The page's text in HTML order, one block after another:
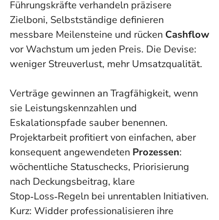
Führungskräfte verhandeln präzisere
Zielboni, Selbstständige definieren
messbare Meilensteine und rücken Cashflow
vor Wachstum um jeden Preis. Die Devise:
weniger Streuverlust, mehr Umsatzqualität.
Verträge gewinnen an Tragfähigkeit, wenn
sie Leistungskennzahlen und
Eskalationspfade sauber benennen.
Projektarbeit profitiert von einfachen, aber
konsequent angewendeten Prozessen:
wöchentliche Statuschecks, Priorisierung
nach Deckungsbeitrag, klare
Stop‑Loss‑Regeln bei unrentablen Initiativen.
Kurz: Widder professionalisieren ihre